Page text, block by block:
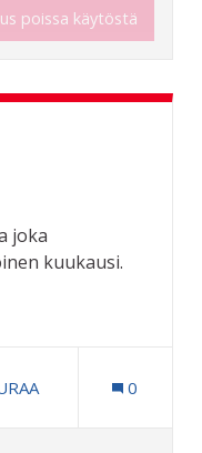
poissa käytöstä
joka
kuukausi.
0